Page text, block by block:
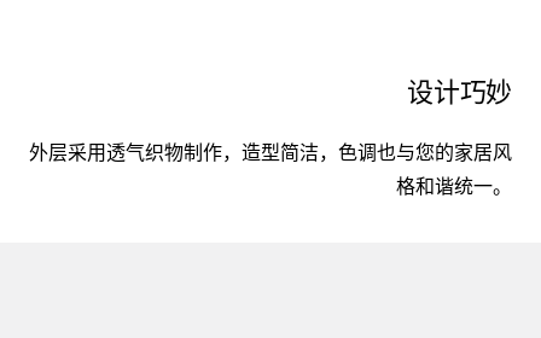
设计巧妙
外层采用透气织物制作，造型简洁，色调也与您的家居风
格和谐统一。